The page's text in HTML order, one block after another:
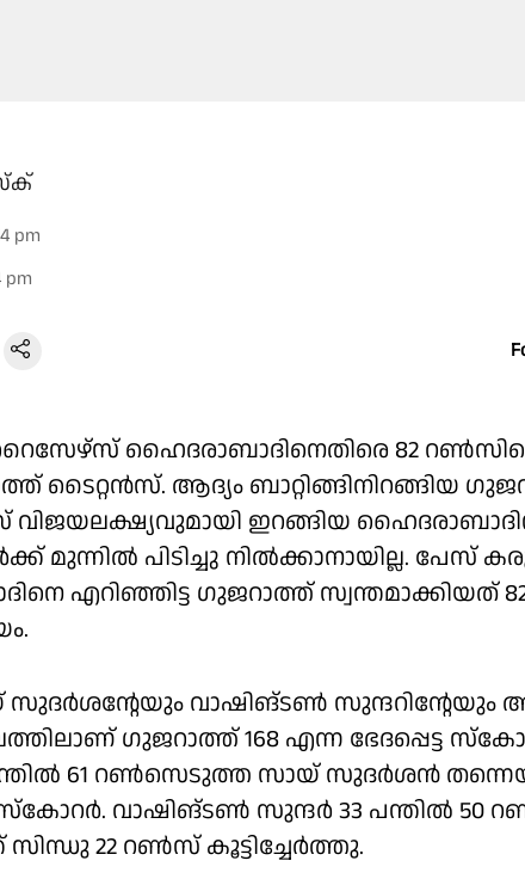
pm
pm
ഹൈദരാബാദിനെതിരെ 82
ടൈറ്റൻസ്. ആദ്യം ബാറ്റിങ്ങിനിറങ്ങിയ
വിജയലക്ഷ്യവുമായി ഇറങ്ങിയ
മുന്നിൽ പിടിച്ചു നിൽക്കാനായില്ല. പേസ്
എറിഞ്ഞിട്ട ഗുജറാത്ത് സ്വന്തമാക്കിയത്
സുദർശൻ്റേയും വാഷിങ്ടൺ സുന്ദറിൻ്റേയും
ഗുജറാത്ത് 168 എന്ന ഭേദപ്പെട്ട
61 റൺസെടുത്ത സായ് സുദർശൻ
വാഷിങ്ടൺ സുന്ദർ 33 പന്തിൽ 50
സിന്ധു 22 റൺസ് കൂട്ടിച്ചേർത്തു.